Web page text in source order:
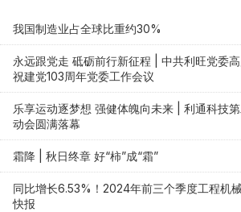
我国制造业占全球比重约30%
永远跟党走 砥砺前行新征程 | 中共利旺党委
祝建党103周年党委工作会议
乐享运动逐梦想 强健体魄向未来 | 利通科技
动会圆满落幕
霜降 | 秋日终章 好“柿”成“霜”
同比增长6.53%！2024年前三个季度工程机
快报